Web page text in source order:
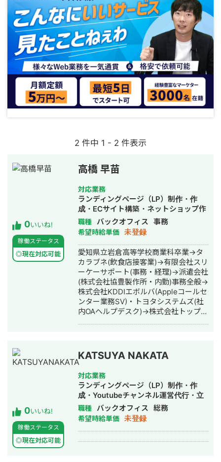
2 件中 1 - 2 件表示
0いいね!
稼働ステータス
◎現在対応可能
高橋 早苗
対応業務
ランディングページ（LP）制作・作
成・ECサイト構築・ネットショップ作
成代行・SEO対策・新規事業立上・
SNS運用代行・事務代行・ホームペー
ジ制作・作成・バナー制作・デザイ
ン・ロゴデザイン・作成・動画制作・
動画編集・採用代行・AI活用
職種 バックオフィス 事務
希望時給単価 未登録
愛知県立岩倉高等学校商業科卒業→タ
カラブネ(飲食店接客業)→有限会社スリ
ーケーサポート(事務・経理)→派遣会社
(株式会社協豊製作所・内勤)事務全般→
株式会社KDDIエボルバ(Appleコールセ
ンター業務SV)・トヨタシステムズ(社
内OAヘルプデスク)→株式会社トップエ
をしています
0いいね!
稼働ステータス
◎現在対応可能
KATSUYA NAKATA
対応業務
ランディングページ（LP）制作・作
成・Youtubeチャンネル運営代行・立
ち上げ・ECサイト構築・ネットショッ
プ作成代行・SNS運用代行・記事作成
代行・ライティング・翻訳・事務代
行・ホームページ制作・作成・バナー
制作・デザイン・ロゴデザイン・作
職種 バックオフィス 総務
希望時給単価 未登録